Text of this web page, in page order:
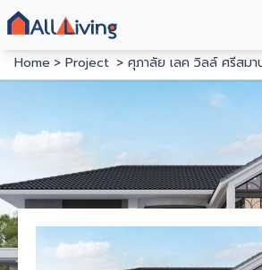
Home
Project ศุภาลัย เลค วิลล์ ศรีสม